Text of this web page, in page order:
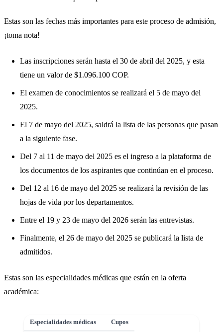
Estas son las fechas más importantes para este proceso de admisión,
¡toma nota!
Las inscripciones serán hasta el 30 de abril del 2025, y esta
tiene un valor de $1.096.100 COP.
El examen de conocimientos se realizará el 5 de mayo del
2025.
El 7 de mayo del 2025, saldrá la lista de las personas que pasan
a la siguiente fase.
Del 7 al 11 de mayo del 2025 es el ingreso a la plataforma de
los documentos de los aspirantes que continúan en el proceso.
Del 12 al 16 de mayo del 2025 se realizará la revisión de las
hojas de vida por los departamentos.
Entre el 19 y 23 de mayo del 2026 serán las entrevistas.
Finalmente, el 26 de mayo del 2025 se publicará la lista de
admitidos.
Estas son las especialidades médicas que están en la oferta
académica:
Especialidades médicas Cupos